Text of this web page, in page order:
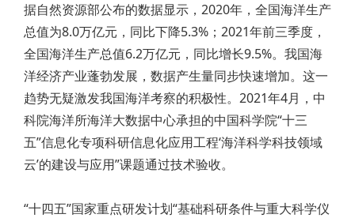
据自然资源部公布的数据显示，2020年，全国海洋生产
总值为8.0万亿元，同比下降5.3%；2021年前三季度，
全国海洋生产总值6.2万亿元，同比增长9.5%。我国海
洋经济产业蓬勃发展，数据产生量同步快速增加。这一
趋势无疑激发我国海洋考察的积极性。2021年4月，中
科院海洋所海洋大数据中心承担的中国科学院“十三
五”信息化专项科研信息化应用工程‘海洋科学科技领域
云’的建设与应用”课题通过技术验收。
“十四五”国家重点研发计划“基础科研条件与重大科学仪